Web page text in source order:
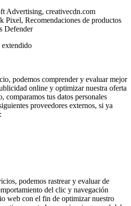
Advertising, creativecdn.com
Pixel, Recomendaciones de productos
Defender
podemos comprender y evaluar mejor
online y optimizar nuestra oferta
comparamos tus datos personales
proveedores externos, si ya
podemos rastrear y evaluar de
del clic y navegación
web con el fin de optimizar nuestro